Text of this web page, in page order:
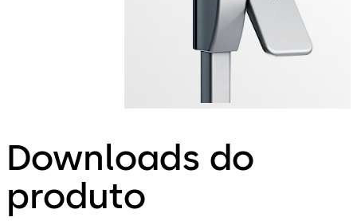
Downloads do
produto